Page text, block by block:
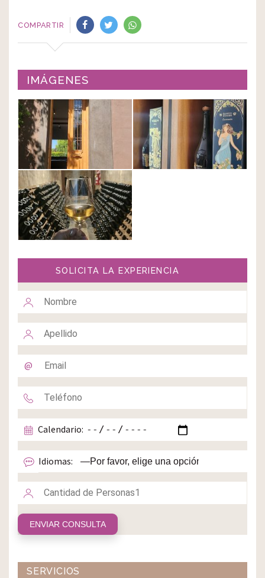
COMPARTIR
IMÁGENES
SOLICITA LA EXPERIENCIA
Calendario:
Idiomas:
SERVICIOS